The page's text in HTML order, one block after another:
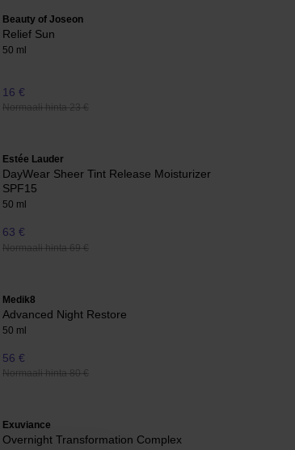
Beauty of Joseon
Relief Sun
50 ml
16 €
Normaali hinta 23 €
Estée Lauder
DayWear Sheer Tint Release Moisturizer
SPF15
50 ml
63 €
Normaali hinta 69 €
Medik8
Advanced Night Restore
50 ml
56 €
Normaali hinta 80 €
Exuviance
Overnight Transformation Complex